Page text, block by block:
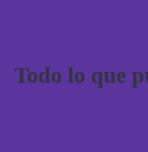
Todo lo que